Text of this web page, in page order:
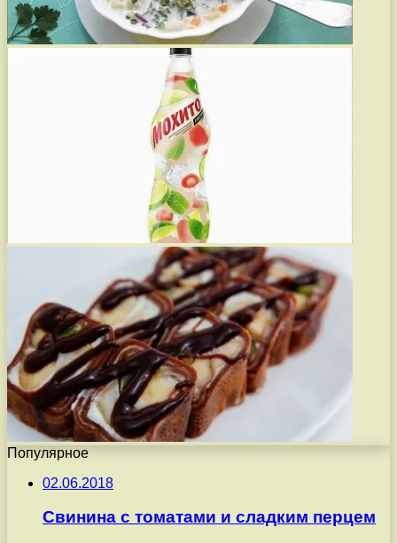
Популярное
02.06.2018
Свинина с томатами и сладким перцем